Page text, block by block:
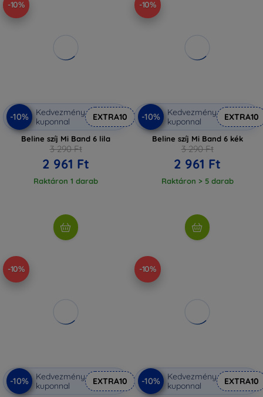
-10%
-10%
Kedvezmény
kuponnal
EXTRA10
Beline szíj Mi Band 6 lila
3 290 Ft
2 961 Ft
Raktáron 1 darab
-10%
-10%
Kedvezmény
kuponnal
EXTRA10
Beline szíj Mi Band 6 kék
3 290 Ft
2 961 Ft
Raktáron > 5 darab
-10%
-10%
Kedvezmény
kuponnal
EXTRA10
-10%
-10%
Kedvezmény
kuponnal
EXTRA10